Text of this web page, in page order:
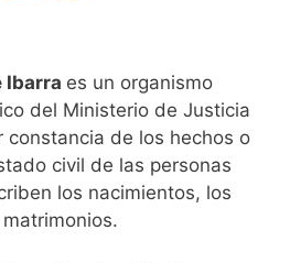
Ibarra es un organismo
del Ministerio de Justicia
constancia de los hechos o
civil de las personas
los nacimientos, los